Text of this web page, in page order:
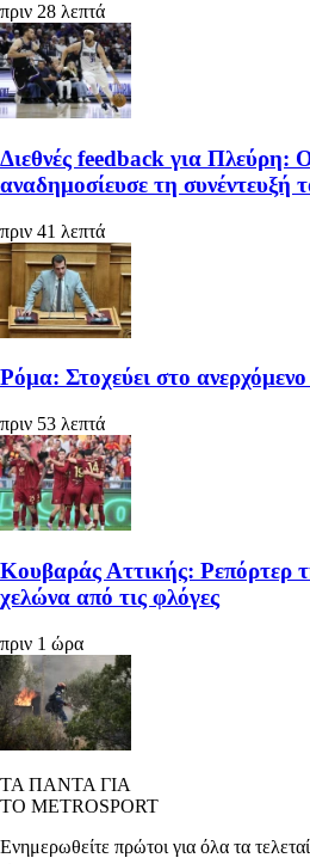
πριν 28 λεπτά
Διεθνές feedback για Πλεύρη:
αναδημοσίευσε τη συνέντευξή
πριν 41 λεπτά
Ρόμα: Στοχεύει στο
πριν 53 λεπτά
Κουβαράς Αττικής: Ρεπόρτερ
χελώνα από τις φλόγες
πριν 1 ώρα
ΤΑ ΠΑΝΤΑ ΓΙΑ
ΤΟ METROSPORT
Ενημερωθείτε πρώτοι για όλα τα